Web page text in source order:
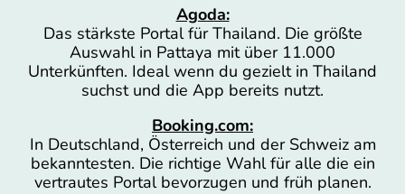
Agoda:
Das stärkste Portal für Thailand. Die größte
Auswahl in Pattaya mit über 11.000
Unterkünften. Ideal wenn du gezielt in Thailand
suchst und die App bereits nutzt.
Booking.com:
In Deutschland, Österreich und der Schweiz am
bekanntesten. Die richtige Wahl für alle die ein
vertrautes Portal bevorzugen und früh planen.